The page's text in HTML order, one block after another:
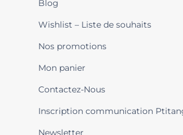
Blog
Wishlist – Liste de souhaits
Nos promotions
Mon panier
Contactez-Nous
Inscription communication
Newsletter